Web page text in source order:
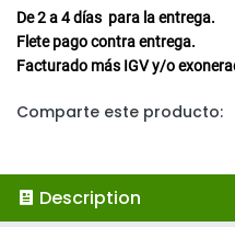
De 2 a 4días para la entrega.
Flete pago contra entrega.
Facturado más IGV y/o
Comparte este producto:
Description